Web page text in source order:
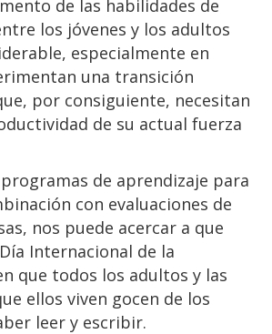
de las habilidades de
los jóvenes y los adultos
especialmente en
una transición
por consiguiente, necesitan
de su actual fuerza
de aprendizaje para
con evaluaciones de
nos puede acercar a que
Internacional de la
que todos los adultos y las
ellos viven gocen de los
leer y escribir.